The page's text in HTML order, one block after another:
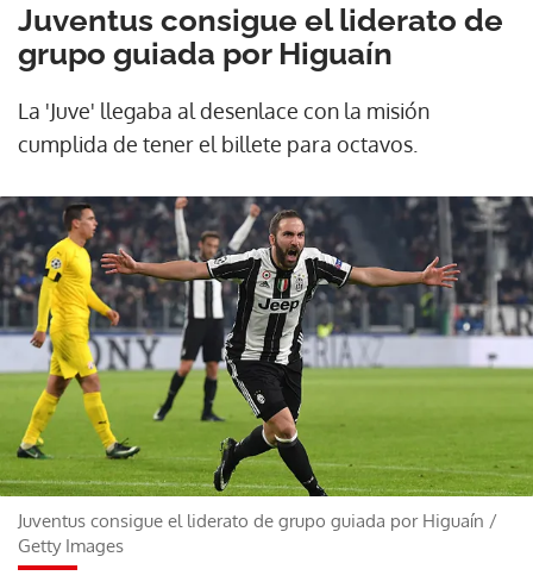
Juventus consigue el liderato de
grupo guiada por Higuaín
La 'Juve' llegaba al desenlace con la misión
cumplida de tener el billete para octavos.
Juventus consigue el liderato de grupo guiada por Higuaín /
Getty Images